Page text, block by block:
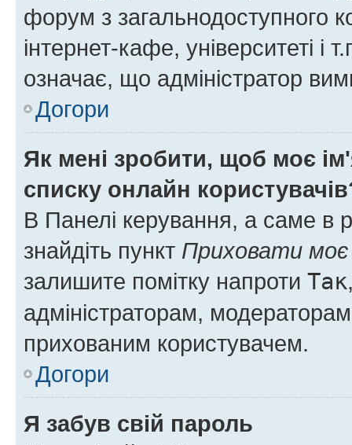
форум з загальнодоступного
інтернет-кафе, університеті і
означає, що адміністратор
Догори
Як мені зробити, щоб моє
списку онлайн
В Панелі керування, а саме в
знайдіть пункт Приховати моє
залишите помітку напроти Так
адміністраторам,
прихованим користувачем.
Догори
Я забув свій пароль